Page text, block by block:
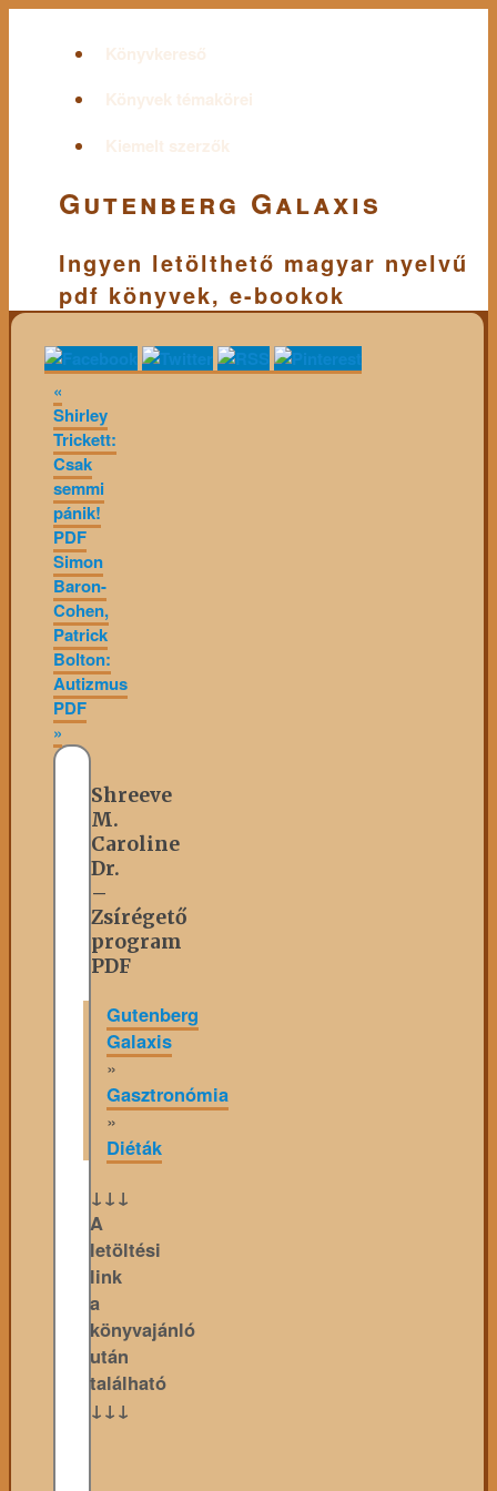
Könyvkereső
Könyvek témakörei
Kiemelt szerzők
Gutenberg Galaxis
Ingyen letölthető magyar nyelvű
pdf könyvek, e-bookok
«
Shirley
Trickett:
Csak
semmi
pánik!
PDF
Simon
Baron-
Cohen,
Patrick
Bolton:
Autizmus
PDF
»
Shreeve
M.
Caroline
Dr.
–
Zsírégető
program
PDF
Gutenberg
Galaxis
»
Gasztronómia
»
Diéták
↓↓↓
A
letöltési
link
a
könyvajánló
után
található
↓↓↓